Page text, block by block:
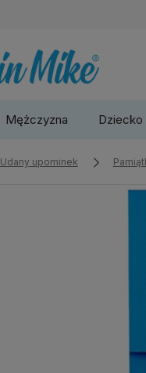
Mężczyzna Dziecko
Udany upominek